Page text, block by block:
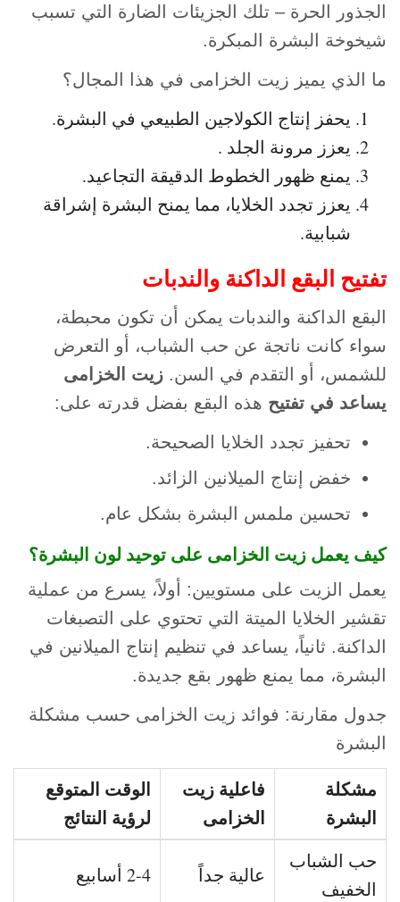
الجذور الحرة – تلك الجزيئات الضارة التي تسبب
شيخوخة البشرة المبكرة.
ما الذي يميز زيت الخزامى في هذا المجال؟
يحفز إنتاج الكولاجين الطبيعي في البشرة.
يعزز مرونة الجلد .
يمنع ظهور الخطوط الدقيقة التجاعيد.
يعزز تجدد الخلايا، مما يمنح البشرة إشراقة
شبابية.
تفتيح البقع الداكنة والندبات
البقع الداكنة والندبات يمكن أن تكون محبطة،
سواء كانت ناتجة عن حب الشباب، أو التعرض
للشمس، أو التقدم في السن. زيت الخزامى
يساعد في تفتيح هذه البقع بفضل قدرته على:
تحفيز تجدد الخلايا الصحيحة.
خفض إنتاج الميلانين الزائد.
تحسين ملمس البشرة بشكل عام.
كيف يعمل زيت الخزامى على توحيد لون البشرة؟
يعمل الزيت على مستويين: أولاً، يسرع من عملية
تقشير الخلايا الميتة التي تحتوي على التصبغات
الداكنة. ثانياً، يساعد في تنظيم إنتاج الميلانين في
البشرة، مما يمنع ظهور بقع جديدة.
جدول مقارنة: فوائد زيت الخزامى حسب مشكلة
البشرة
مشكلة
البشرة
فاعلية زيت
الخزامى
الوقت المتوقع
لرؤية النتائج
حب الشباب
الخفيف
عالية جداً 2-4 أسابيع